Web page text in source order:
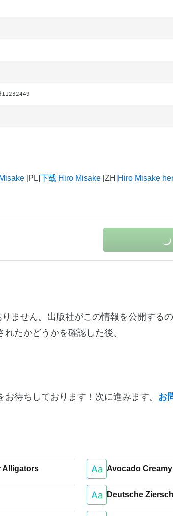
下载 Hiro Misake
Hiro Misake
ません。出版社がこの情報を公開する
たかどうかを確認した後、
待ちしております！次に進みます。 お
Alligators Avocado Creamy
Deutsche